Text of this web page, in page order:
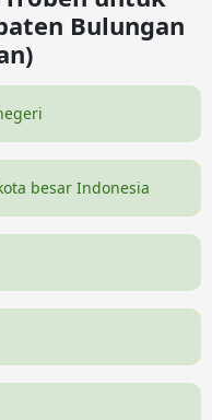
Bulungan
besar Indonesia